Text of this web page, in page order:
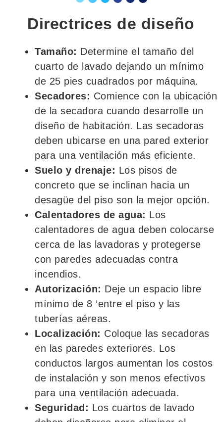
Directrices de diseño
Tamaño: Determine el tamaño del
cuarto de lavado dejando un mínimo
de 25 pies cuadrados por máquina.
Secadores: Comience con la ubicación
de la secadora cuando desarrolle un
diseño de habitación. Las secadoras
deben ubicarse en una pared exterior
para una ventilación más eficiente.
Suelo y drenaje: Los pisos de
concreto que se inclinan hacia un
desagüe del piso son la mejor opción.
Calentadores de agua: Los
calentadores de agua deben colocarse
cerca de las lavadoras y protegerse
con paredes adecuadas contra
incendios.
Autorización: Deje un espacio libre
mínimo de 8 ‘entre el piso y las
tuberías aéreas.
Localización: Coloque las secadoras
en las paredes exteriores. Los
conductos largos aumentan los costos
de instalación y son menos efectivos
para una ventilación adecuada.
Seguridad: Los cuartos de lavado